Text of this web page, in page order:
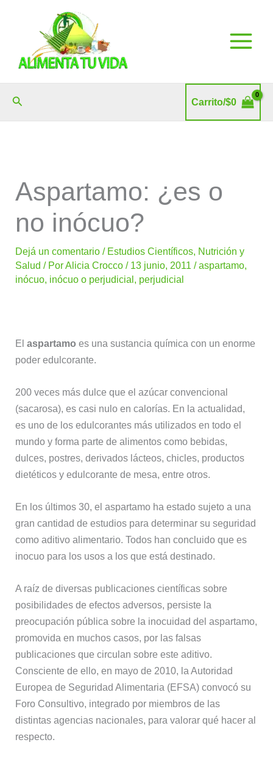
Buscar Carrito/$0
Aspartamo: ¿es o
no inócuo?
Dejá un comentario / Estudios Científicos, Nutrición y
Salud / PorAlicia Crocco/ 13 junio, 2011/aspartamo,
inócuo, inócuo o perjudicial, perjudicial
Elaspartamo es una sustancia química con un enorme
poder edulcorante.
200 veces más dulce que el azúcar convencional
(sacarosa), es casi nulo en calorías. En la actualidad,
es uno de los edulcorantes más utilizados en todo el
mundo y forma parte de alimentos como bebidas,
dulces, postres, derivados lácteos, chicles, productos
dietéticos y edulcorante de mesa, entre otros.
En los últimos 30, el aspartamo ha estado sujeto a una
gran cantidad de estudios para determinar su seguridad
como aditivo alimentario. Todos han concluido que es
inocuo para los usos a los que está destinado.
A raíz de diversas publicaciones científicas sobre
posibilidades de efectos adversos, persiste la
preocupación pública sobre la inocuidad del aspartamo,
promovida en muchos casos, por las falsas
publicaciones que circulan sobre este aditivo.
Consciente de ello, en mayo de 2010, la Autoridad
Europea de Seguridad Alimentaria (EFSA) convocó su
Foro Consultivo, integrado por miembros de las
distintas agencias nacionales, para valorar qué hacer al
respecto.